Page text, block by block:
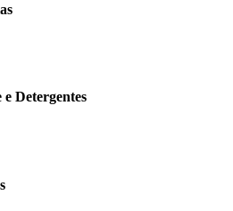
e Detergentes